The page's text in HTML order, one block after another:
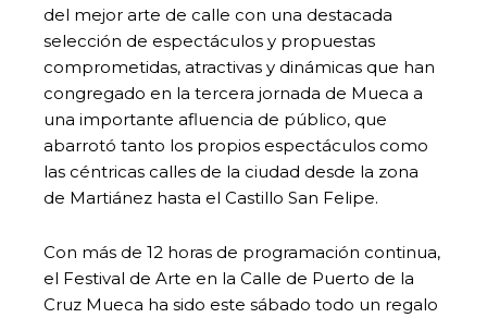
del mejor arte de calle con una destacada
selección de espectáculos y propuestas
comprometidas, atractivas y dinámicas que han
congregado en la tercera jornada de Mueca a
una importante afluencia de público, que
abarrotó tanto los propios espectáculos como
las céntricas calles de la ciudad desde la zona
de Martiánez hasta el Castillo San Felipe.
Con más de 12 horas de programación continua,
el Festival de Arte en la Calle de Puerto de la
Cruz Mueca ha sido este sábado todo un regalo